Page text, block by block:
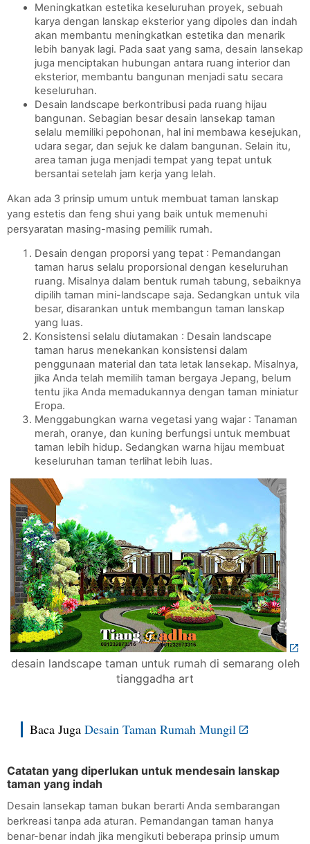
Meningkatkan estetika keseluruhan proyek, sebuah
karya dengan lanskap eksterior yang dipoles dan indah
akan membantu meningkatkan estetika dan menarik
lebih banyak lagi. Pada saat yang sama, desain lansekap
juga menciptakan hubungan antara ruang interior dan
eksterior, membantu bangunan menjadi satu secara
keseluruhan.
Desain landscape berkontribusi pada ruang hijau
bangunan. Sebagian besar desain lansekap taman
selalu memiliki pepohonan, hal ini membawa kesejukan,
udara segar, dan sejuk ke dalam bangunan. Selain itu,
area taman juga menjadi tempat yang tepat untuk
bersantai setelah jam kerja yang lelah.
Akan ada 3 prinsip umum untuk membuat taman lanskap
yang estetis dan feng shui yang baik untuk memenuhi
persyaratan masing-masing pemilik rumah.
Desain dengan proporsi yang tepat : Pemandangan
taman harus selalu proporsional dengan keseluruhan
ruang. Misalnya dalam bentuk rumah tabung, sebaiknya
dipilih taman mini-landscape saja. Sedangkan untuk vila
besar, disarankan untuk membangun taman lanskap
yang luas.
Konsistensi selalu diutamakan : Desain landscape
taman harus menekankan konsistensi dalam
penggunaan material dan tata letak lansekap. Misalnya,
jika Anda telah memilih taman bergaya Jepang, belum
tentu jika Anda memadukannya dengan taman miniatur
Eropa.
Menggabungkan warna vegetasi yang wajar : Tanaman
merah, oranye, dan kuning berfungsi untuk membuat
taman lebih hidup. Sedangkan warna hijau membuat
keseluruhan taman terlihat lebih luas.
desain landscape taman untuk rumah di semarang oleh
tianggadha art
Baca Juga Desain Taman Rumah Mungil
Catatan yang diperlukan untuk mendesain lanskap
taman yang indah
Desain lansekap taman bukan berarti Anda sembarangan
berkreasi tanpa ada aturan. Pemandangan taman hanya
benar-benar indah jika mengikuti beberapa prinsip umum